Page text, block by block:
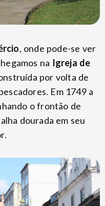
, onde pode-se ver
na Igreja de
por volta de
Em 1749 a
o frontão de
dourada em seu